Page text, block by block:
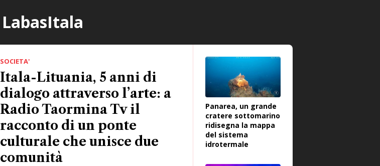
LabasItala
SOCIETA'
Itala-Lituania, 5 anni di
dialogo attraverso l’arte: a
Radio Taormina Tv il
racconto di un ponte
culturale che unisce due
comunità
Panarea, un grande
cratere sottomarino
ridisegna la mappa
del sistema
idrotermale